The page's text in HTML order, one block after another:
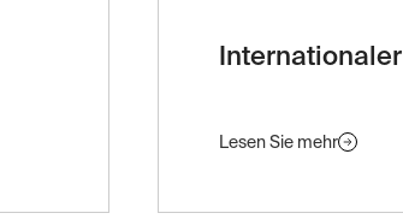
Lesen Sie mehr